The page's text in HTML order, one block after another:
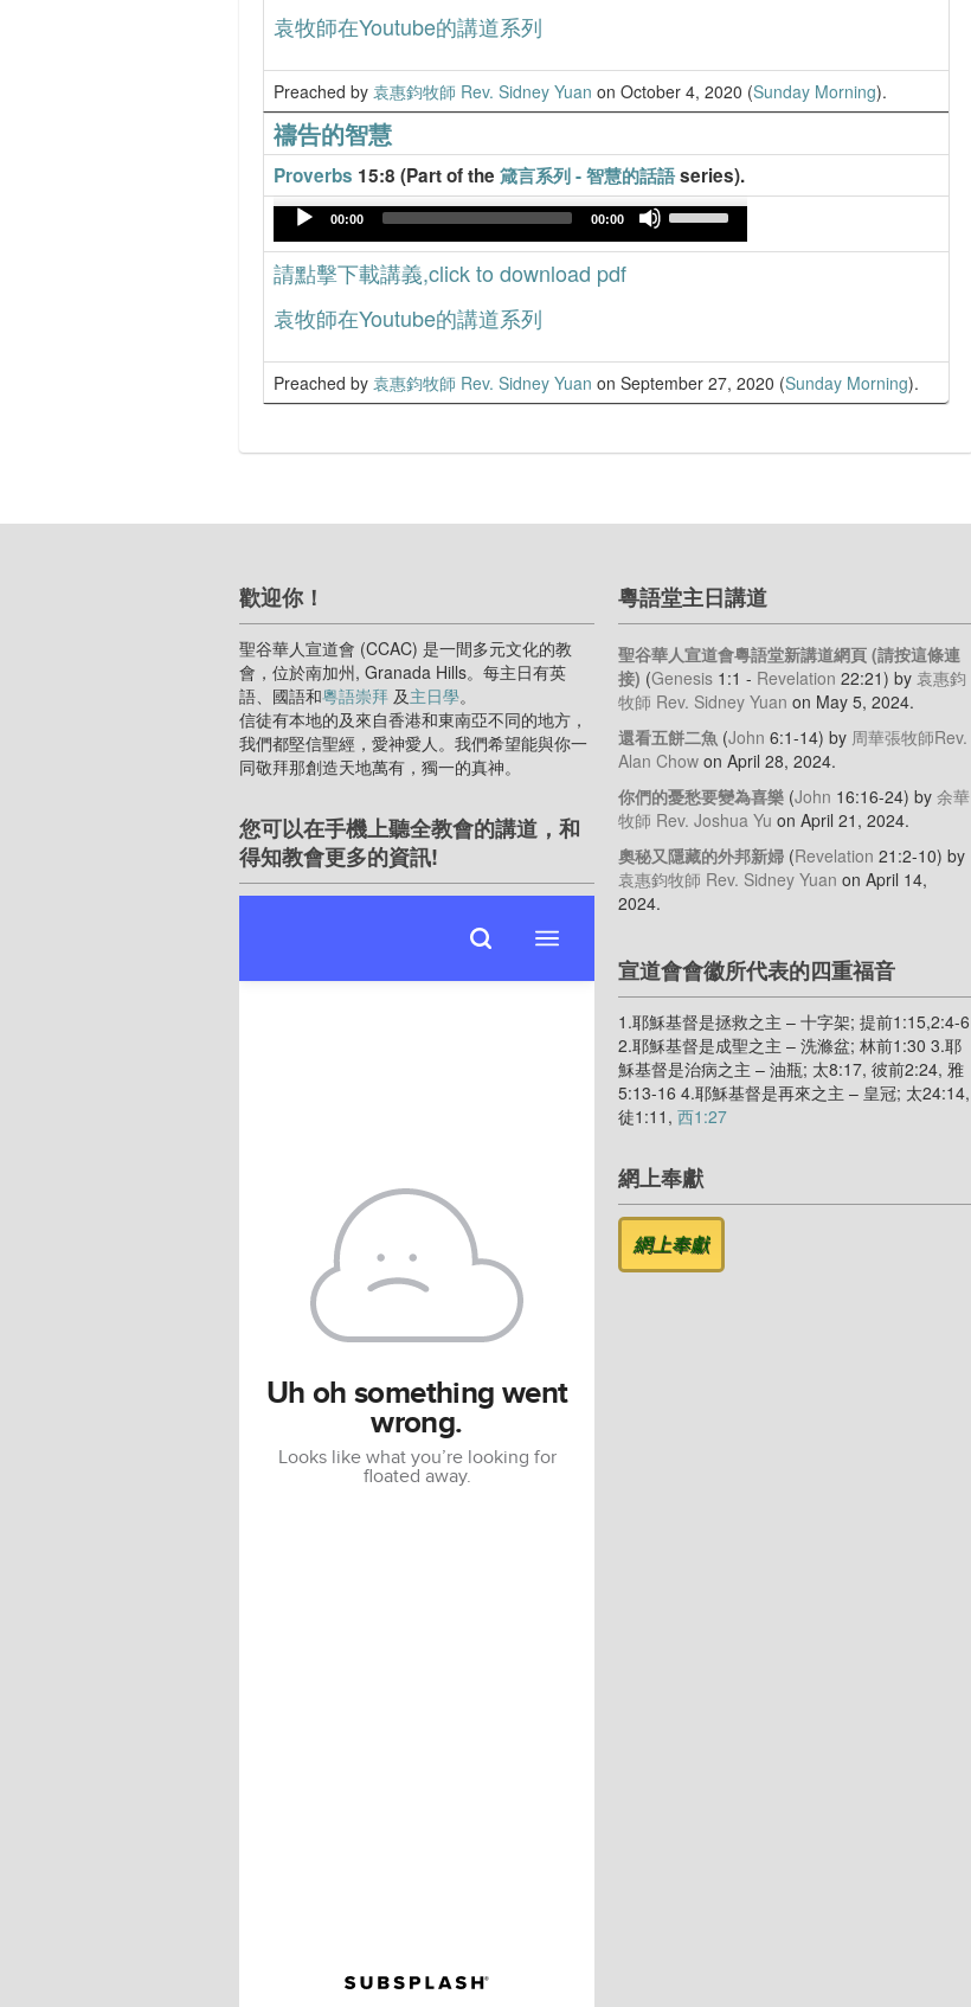
volume.
袁牧師在Youtube的講道系列
Preached by 袁惠鈞牧師 Rev. Sidney Yuan on October 4, 2020 (Sunday Morning).
禱告的智慧
Proverbs 15:8 (Part of the 箴言系列 - 智慧的話語series).
Audio
Player
00:00 00:00
Use
Up/Down
Arrow
volume.
請點擊下載講義,click to download pdf
袁牧師在Youtube的講道系列
Preached by 袁惠鈞牧師 Rev. Sidney Yuan on September 27, 2020 (Sunday Morning).
歡迎你！
聖谷華人宣道會 (CCAC) 是一間多元文化的教
會，位於南加州, Granada Hills。每主日有英
語、國語和粵語崇拜 及主日學。
信徒有本地的及來自香港和東南亞不同的地方，
我們都堅信聖經，愛神愛人。我們希望能與你一
同敬拜那創造天地萬有，獨一的真神。
您可以在手機上聽全教會的講道，和
得知教會更多的資訊!
粵語堂主日講道
聖谷華人宣道會粵語堂新講道網頁 (請按這條連
接) (Genesis 1:1 - Revelation 22:21) by 袁惠鈞
牧師 Rev. Sidney Yuan on May 5, 2024.
還看五餅二魚 (John 6:1-14) by 周華張牧師Rev.
Alan Chow on April 28, 2024.
你們的憂愁要變為喜樂 (John 16:16-24) by 余華
牧師 Rev. Joshua Yu on April 21, 2024.
奧秘又隱藏的外邦新婦 (Revelation 21:2-10) by
袁惠鈞牧師 Rev. Sidney Yuan on April 14,
2024.
宣道會會徽所代表的四重福音
1.耶穌基督是拯救之主 – 十字架; 提前1:15,2:4-6
2.耶穌基督是成聖之主 – 洗滌盆; 林前1:30 3.耶
穌基督是治病之主 – 油瓶; 太8:17, 彼前2:24, 雅
5:13-16 4.耶穌基督是再來之主 – 皇冠; 太24:14,
徒1:11, 西1:27
網上奉獻